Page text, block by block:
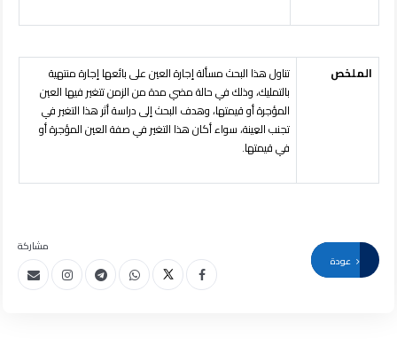
الملخص
تناول هذا البحث مسألة إجارة العين على بائعها إجارة منتهية
بالتمليك، وذلك في حالة مضي مدة من الزمن تتغير فيها العين
المؤجرة أو قيمتها، وهدف البحث إلى دراسة أثر هذا التغير في
تجنب العِينة، سواء أكان هذا التغير في صفة العين المؤجرة أو
في قيمتها.
مشاركة